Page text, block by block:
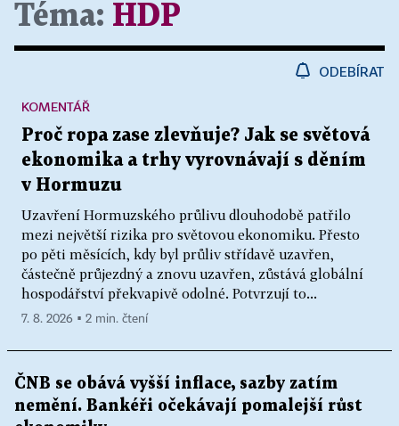
Téma: HDP
ODEBÍRAT
Proč ropa zase zlevňuje? Jak se světová
ekonomika a trhy vyrovnávají s děním
v Hormuzu
Uzavření Hormuzského průlivu dlouhodobě patřilo
mezi největší rizika pro světovou ekonomiku. Přesto
po pěti měsících, kdy byl průliv střídavě uzavřen,
částečně průjezdný a znovu uzavřen, zůstává globální
hospodářství překvapivě odolné. Potvrzují to...
KOMENTÁŘ
7. 8. 2026 ▪ 2 min. čtení
ČNB se obává vyšší inflace, sazby zatím
nemění. Bankéři očekávají pomalejší růst